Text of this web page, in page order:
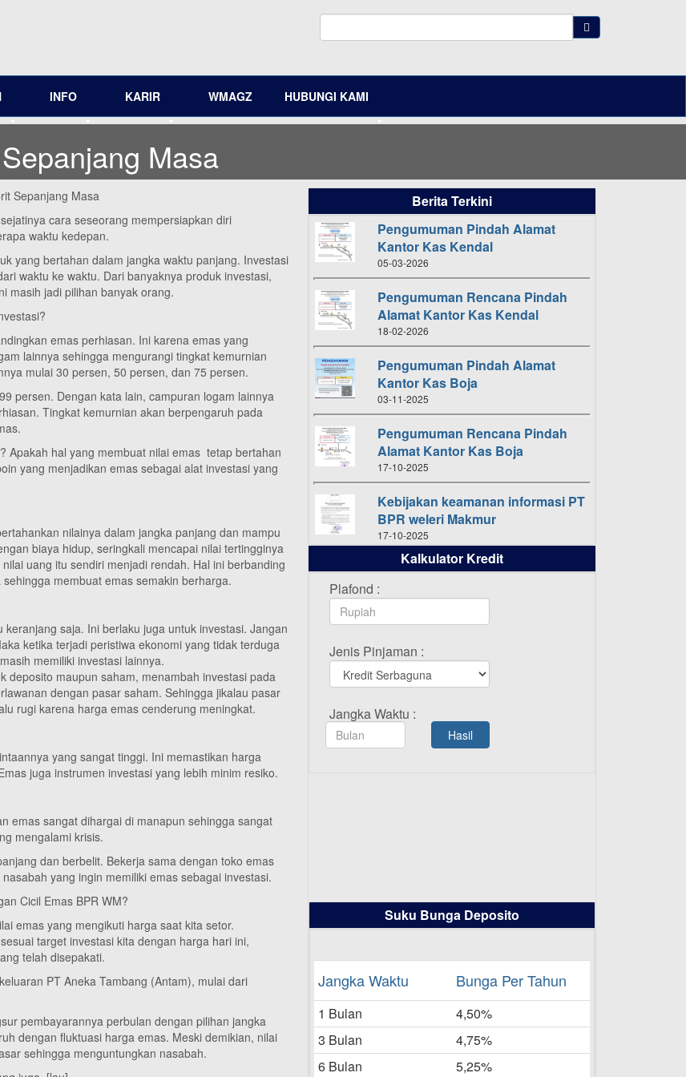
INFO KARIR WMAGZ HUBUNGI KAMI
Masa
Sepanjang Masa
cara seseorang mempersiapkan diri
waktu kedepan.
yang bertahan dalam jangka waktu panjang. Investasi
waktu ke waktu. Dari banyaknya produk investasi,
masih jadi pilihan banyak orang.
emas perhiasan. Ini karena emas yang
lainnya sehingga mengurangi tingkat kemurnian
mulai 30 persen, 50 persen, dan 75 persen.
persen. Dengan kata lain, campuran logam lainnya
Tingkat kemurnian akan berpengaruh pada
Apakah hal yang membuat nilai emas tetap bertahan
yang menjadikan emas sebagai alat investasi yang
nilainya dalam jangka panjang dan mampu
biaya hidup, seringkali mencapai nilai tertingginya
uang itu sendiri menjadi rendah. Hal ini berbanding
membuat emas semakin berharga.
saja. Ini berlaku juga untuk investasi. Jangan
ketika terjadi peristiwa ekonomi yang tidak terduga
memiliki investasi lainnya.
deposito maupun saham, menambah investasi pada
dengan pasar saham. Sehingga jikalau pasar
rugi karena harga emas cenderung meningkat.
yang sangat tinggi. Ini memastikan harga
juga instrumen investasi yang lebih minim resiko.
emas sangat dihargai di manapun sehingga sangat
mengalami krisis.
dan berbelit. Bekerja sama dengan toko emas
yang ingin memiliki emas sebagai investasi.
Cicil Emas BPR WM?
emas yang mengikuti harga saat kita setor.
target investasi kita dengan harga hari ini,
telah disepakati.
PT Aneka Tambang (Antam), mulai dari
pembayarannya perbulan dengan pilihan jangka
dengan fluktuasi harga emas. Meski demikian, nilai
sehingga menguntungkan nasabah.
Berita Terkini
Pengumuman Pindah Alamat
Kantor Kas Kendal
05-03-2026
Pengumuman Rencana Pindah
Alamat Kantor Kas Kendal
18-02-2026
Pengumuman Pindah Alamat
Kantor Kas Boja
03-11-2025
Pengumuman Rencana Pindah
Alamat Kantor Kas Boja
17-10-2025
Kebijakan keamanan informasi PT
BPR weleri Makmur
17-10-2025
Daftar Pemenang Undian
TAMASHA Bulan Oktober 2025
16-10-2025
TAMASHA Bulan September 2025
20-09-2025
Daftar Pemenang Undian
TAMASHA Bulan Agustus 2025
Daftar Pemenang Undian
16-06-2025
Daftar Pemenang Undian
TAMASHA Bulan Mei 2025
20-05-2025
Laporan Keuangan Berkelanjutan
Kalkulator Kredit
Plafond :
Jenis Pinjaman :
Jangka Waktu :
Hasil
Suku Bunga Deposito
Jangka Waktu Bunga Per Tahun
1 Bulan
4,50%
3 Bulan
4,75%
6 Bulan
5,25%